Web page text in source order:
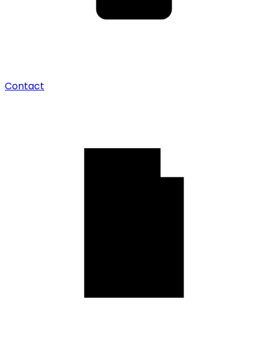
Contact